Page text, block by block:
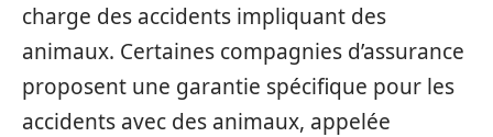
charge des accidents impliquant des
animaux. Certaines compagnies d’assurance
proposent une garantie spécifique pour les
accidents avec des animaux, appelée